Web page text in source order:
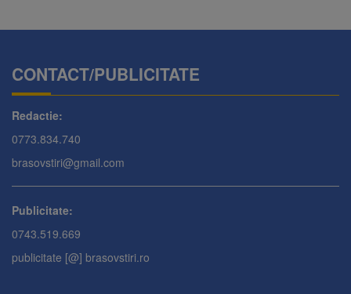
CONTACT/PUBLICITATE
Redactie:
0773.834.740
brasovstiri@gmail.com
Publicitate:
0743.519.669
publicitate [@] brasovstiri.ro